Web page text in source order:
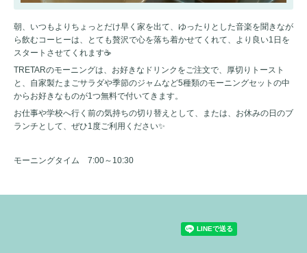
朝、いつもよりちょっとだけ早く家を出て、ゆったりとした音楽を聞きなが
ら飲むコーヒーは、とても贅沢で心を落ち着かせてくれて、より良い1日を
スタートさせてくれます☕
TRETARのモーニングは、お好きなドリンクをご注文で、厚切りトースト
と、自家製たまごサラダや季節のジャムなど5種類のモーニングセットの中
からお好きなものが1つ無料で付いてきます。
お仕事や学校へ行く前の気持ちの切り替えとして、または、お休みの日のブ
ランチとして、ぜひ1度ご利用ください✨
モーニングタイム 7:00～10:30